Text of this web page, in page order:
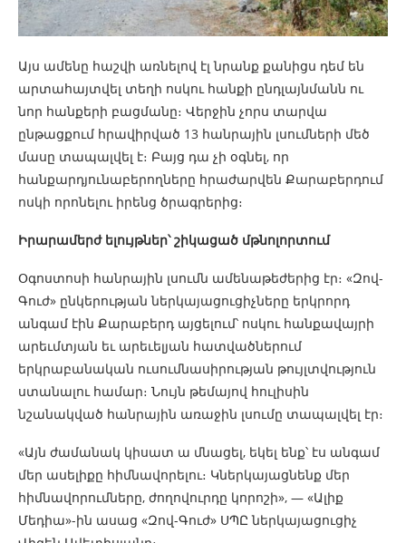
Այս ամենը հաշվի առնելով էլ նրանք քանիցս դեմ են
արտահայտվել տեղի ոսկու հանքի ընդլայնմանն ու
նոր հանքերի բացմանը։ Վերջին չորս տարվա
ընթացքում հրավիրված 13 հանրային լսումների մեծ
մասը տապալվել է։ Բայց դա չի օգնել, որ
հանքարդյունաբերողները հրաժարվեն Քարաբերդում
ոսկի որոնելու իրենց ծրագրերից։
Իրարամերժ ելույթներ՝ շիկացած մթնոլորտում
Օգոստոսի հանրային լսումն ամենաթեժերից էր։ «Զով-
Գուժ» ընկերության ներկայացուցիչները երկրորդ
անգամ էին Քարաբերդ այցելում՝ ոսկու հանքավայրի
արեւմտյան եւ արեւելյան հատվածներում
երկրաբանական ուսումնասիրության թույլտվություն
ստանալու համար։ Նույն թեմայով հուլիսին
նշանակված հանրային առաջին լսումը տապալվել էր։
«Այն ժամանակ կիսատ ա մնացել, եկել ենք՝ էս անգամ
մեր ասելիքը հիմնավորելու։ Կներկայացնենք մեր
հիմնավորումները, ժողովուրդը կորոշի», — «Ալիք
Մեդիա»-ին ասաց «Զով-Գուժ» ՍՊԸ ներկայացուցիչ